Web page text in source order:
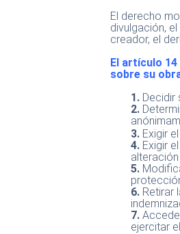
El derecho
divulgación,
creador, el
El artículo
sobre su
1. Decidir
2.
3. Exigir
4. Exigir
5.
6. Retirar
7.
ejercitar